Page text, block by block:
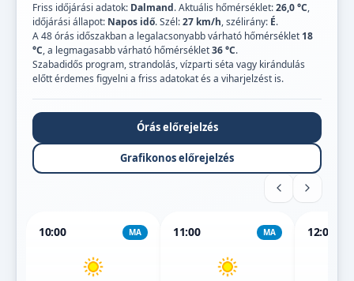
Friss időjárási adatok: Dalmand. Aktuális hőmérséklet:26,0 °C,
időjárási állapot: Napos idő. Szél:27 km/h, szélirány: É.
A 48 órás időszakban a legalacsonyabb várható hőmérséklet 18
°C, a legmagasabb várható hőmérséklet36 °C.
Szabadidős program, strandolás, vízparti séta vagy kirándulás
előtt érdemes figyelni a friss adatokat és a viharjelzést is.
Órás előrejelzés
Grafikonos előrejelzés
10:00 MA 11:00 MA 12:00